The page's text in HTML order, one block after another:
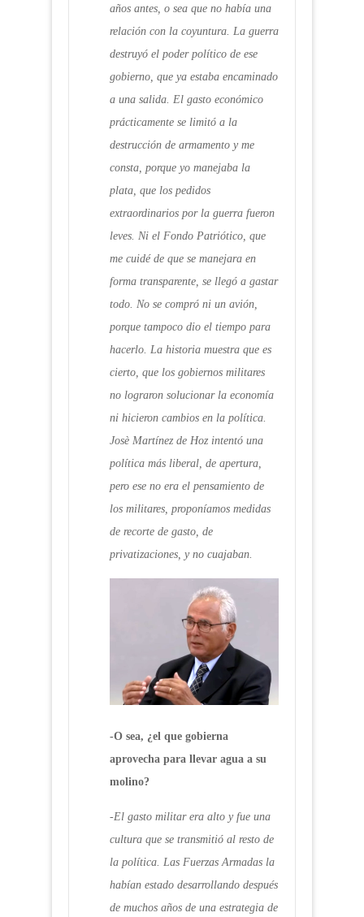
años antes, o sea que no había una
relación con la coyuntura. La guerra
destruyó el poder político de ese
gobierno, que ya estaba encaminado
a una salida. El gasto económico
prácticamente se limitó a la
destrucción de armamento y me
consta, porque yo manejaba la
plata, que los pedidos
extraordinarios por la guerra fueron
leves. Ni el Fondo Patriótico, que
me cuidé de que se manejara en
forma transparente, se llegó a gastar
todo. No se compró ni un avión,
porque tampoco dio el tiempo para
hacerlo. La historia muestra que es
cierto, que los gobiernos militares
no lograron solucionar la economía
ni hicieron cambios en la política.
Josè Martínez de Hoz intentó una
política más liberal, de apertura,
pero ese no era el pensamiento de
los militares, proponíamos medidas
de recorte de gasto, de
privatizaciones, y no cuajaban.
-O sea, ¿el que gobierna
aprovecha para llevar agua a su
molino?
-El gasto militar era alto y fue una
cultura que se transmitió al resto de
la política. Las Fuerzas Armadas la
habían estado desarrollando después
de muchos años de una estrategia de